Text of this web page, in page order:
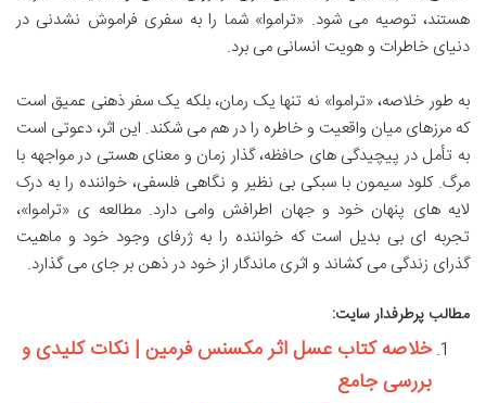
هستند، توصیه می شود. «تراموا» شما را به سفری فراموش نشدنی در
دنیای خاطرات و هویت انسانی می برد.
به طور خلاصه، «تراموا» نه تنها یک رمان، بلکه یک سفر ذهنی عمیق است
که مرزهای میان واقعیت و خاطره را در هم می شکند. این اثر، دعوتی است
به تأمل در پیچیدگی های حافظه، گذار زمان و معنای هستی در مواجهه با
مرگ. کلود سیمون با سبکی بی نظیر و نگاهی فلسفی، خواننده را به درک
لایه های پنهان خود و جهان اطرافش وامی دارد. مطالعه ی «تراموا»،
تجربه ای بی بدیل است که خواننده را به ژرفای وجود خود و ماهیت
گذرای زندگی می کشاند و اثری ماندگار از خود در ذهن بر جای می گذارد.
مطالب پرطرفدار سایت:
خلاصه کتاب عسل اثر مکسنس فرمین | نکات کلیدی و
بررسی جامع